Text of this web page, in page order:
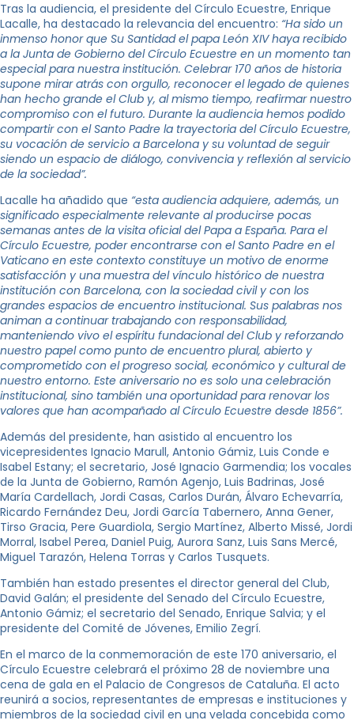
Tras la audiencia, el presidente del Círculo Ecuestre, Enrique
Lacalle, ha destacado la relevancia del encuentro: “Ha sido un
inmenso honor que Su Santidad el papa León XIV haya recibido
a la Junta de Gobierno del Círculo Ecuestre en un momento tan
especial para nuestra institución. Celebrar 170 años de historia
supone mirar atrás con orgullo, reconocer el legado de quienes
han hecho grande el Club y, al mismo tiempo, reafirmar nuestro
compromiso con el futuro. Durante la audiencia hemos podido
compartir con el Santo Padre la trayectoria del Círculo Ecuestre,
su vocación de servicio a Barcelona y su voluntad de seguir
siendo un espacio de diálogo, convivencia y reflexión al servicio
de la sociedad”.
Lacalle ha añadido que “esta audiencia adquiere, además, un
significado especialmente relevante al producirse pocas
semanas antes de la visita oficial del Papa a España. Para el
Círculo Ecuestre, poder encontrarse con el Santo Padre en el
Vaticano en este contexto constituye un motivo de enorme
satisfacción y una muestra del vínculo histórico de nuestra
institución con Barcelona, con la sociedad civil y con los
grandes espacios de encuentro institucional. Sus palabras nos
animan a continuar trabajando con responsabilidad,
manteniendo vivo el espíritu fundacional del Club y reforzando
nuestro papel como punto de encuentro plural, abierto y
comprometido con el progreso social, económico y cultural de
nuestro entorno. Este aniversario no es solo una celebración
institucional, sino también una oportunidad para renovar los
valores que han acompañado al Círculo Ecuestre desde 1856”.
Además del presidente, han asistido al encuentro los
vicepresidentes Ignacio Marull, Antonio Gámiz, Luis Conde e
Isabel Estany; el secretario, José Ignacio Garmendia; los vocales
de la Junta de Gobierno, Ramón Agenjo, Luis Badrinas, José
María Cardellach, Jordi Casas, Carlos Durán, Álvaro Echevarría,
Ricardo Fernández Deu, Jordi García Tabernero, Anna Gener,
Tirso Gracia, Pere Guardiola, Sergio Martínez, Alberto Missé, Jordi
Morral, Isabel Perea, Daniel Puig, Aurora Sanz, Luis Sans Mercé,
Miguel Tarazón, Helena Torras y Carlos Tusquets.
También han estado presentes el director general del Club,
David Galán; el presidente del Senado del Círculo Ecuestre,
Antonio Gámiz; el secretario del Senado, Enrique Salvia; y el
presidente del Comité de Jóvenes, Emilio Zegrí.
En el marco de la conmemoración de este 170 aniversario, el
Círculo Ecuestre celebrará el próximo 28 de noviembre una
cena de gala en el Palacio de Congresos de Cataluña. El acto
reunirá a socios, representantes de empresas e instituciones y
miembros de la sociedad civil en una velada concebida como